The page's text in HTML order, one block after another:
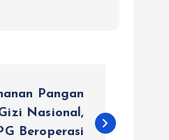
Pangan
Nasional,
Beroperasi